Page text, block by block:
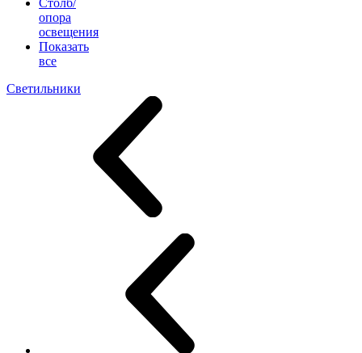
Столб/
опора
освещения
Показать
все
Светильники